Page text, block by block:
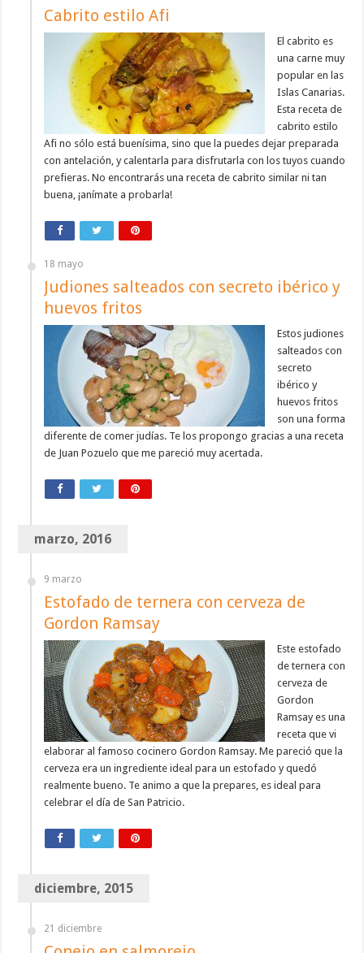
Cabrito estilo Afi
El cabrito es
una carne muy
popular en las
Islas Canarias.
Esta receta de
cabrito estilo
Afi no sólo está buenísima, sino que la puedes dejar preparada
con antelación, y calentarla para disfrutarla con los tuyos cuando
prefieras. No encontrarás una receta de cabrito similar ni tan
buena, ¡anímate a probarla!
18 mayo
Judiones salteados con secreto ibérico y
huevos fritos
Estos judiones
salteados con
secreto
ibérico y
huevos fritos
son una forma
diferente de comer judías. Te los propongo gracias a una receta
de Juan Pozuelo que me pareció muy acertada.
marzo, 2016
9 marzo
Estofado de ternera con cerveza de
Gordon Ramsay
Este estofado
de ternera con
cerveza de
Gordon
Ramsay es una
receta que vi
elaborar al famoso cocinero Gordon Ramsay. Me pareció que la
cerveza era un ingrediente ideal para un estofado y quedó
realmente bueno. Te animo a que la prepares, es ideal para
celebrar el día de San Patricio.
diciembre, 2015
21 diciembre